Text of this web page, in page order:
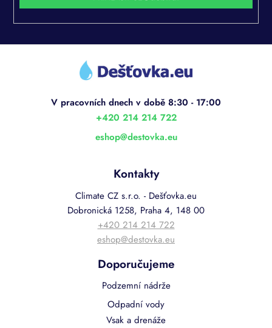
Z
eshop@destovka.eu
+420 214 214 722
Kontakty
Climate CZ s.r.o. - Dešťovka.eu
Dobronická 1258, Praha 4, 148 00
+420 214 214 722
eshop@destovka.eu
Doporučujeme
Podzemní nádrže
Odpadní vody
Vsak a drenáže